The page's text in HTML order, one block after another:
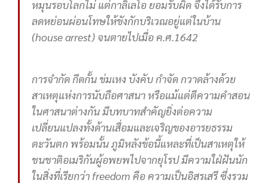
หมุนรอบโลกไม่ แต่กาลิเลโอ ยอมรับผิด จึงได้รับการ
ลดหย่อนผ่อนโทษให้ขังกักบริเวณอยู่แต่ในบ้าน
(house arrest) จนตายไปเมื่อ ค.ศ.1642
การจำกัด กีดกั้น ข่มเหง บังคับ กำจัด กวาดล้างด้วย
สาเหตุแห่งการนับถือศาสนา หรือแม้แต่ตีความคำสอน
ในศาสนาต่างกัน มีบทบาทสำคัญยิ่งต่อความ
เปลี่ยนแปลงทั้งด้านเสื่อมและเจริญของอารยธรรม
ตะวันตก พร้อมนั้น ภูมิหลังข้อนี้แหละที่เป็นสาเหตุให้
ชนชาติอเมริกันผู้อพยพไปจากยุโรป มีความใฝ่ฝันนัก
ในสิ่งที่เรียกว่า freedom คือ ความเป็นอิสรเสรี ซึ่งรวม